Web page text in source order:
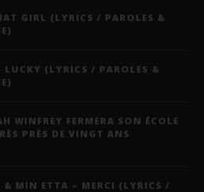
GIRL (LYRICS / PAROLES &
(LYRICS / PAROLES &
WINFREY FERMERA SON ÉCOLE
PRÈS DE VINGT ANS
MIN ETTA – MERCI (LYRICS /